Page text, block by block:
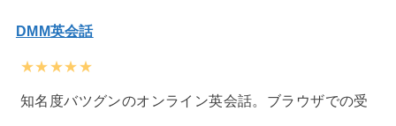
DMM英会話
★★★★★
知名度バツグンのオンライン英会話。ブラウザでの受